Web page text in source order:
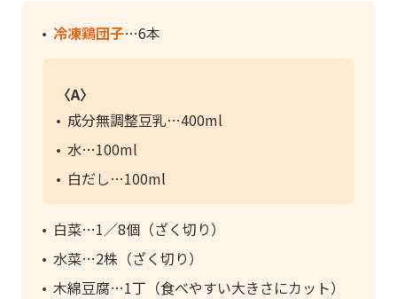
冷凍鶏団子 6本
〈A〉
成分無調整豆乳
400ml
水
100ml
白だし
100ml
白菜
1／8個（ざく切り）
水菜
2株（ざく切り）
木綿豆腐
1丁（食べやすい大きさにカット）